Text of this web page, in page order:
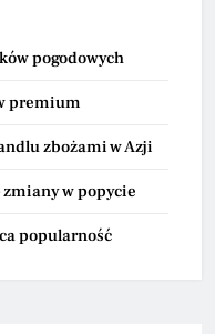
pogodowych
premium
zbożami w Azji
w popycie
popularność